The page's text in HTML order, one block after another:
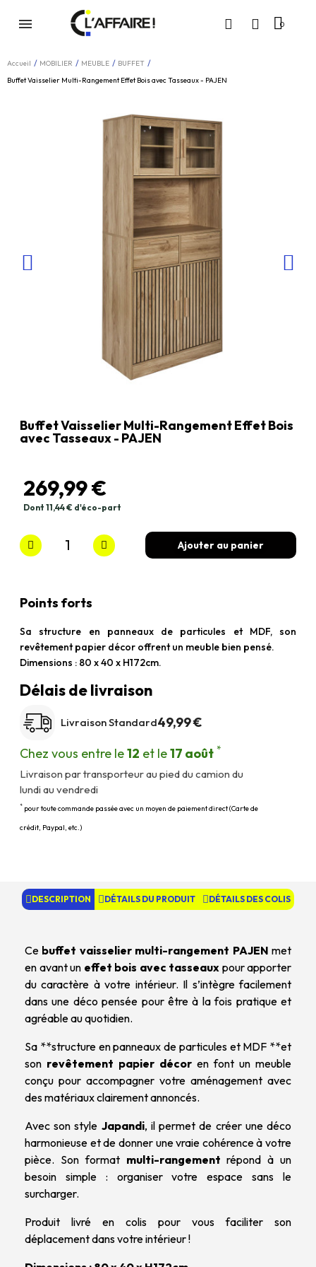
Accueil MOBILIER MEUBLE
BUFFET
Buffet Vaisselier Multi-Rangement Effet Bois avec Tasseaux - PAJEN
Buffet Vaisselier Multi-Rangement Effet Bois
avec Tasseaux - PAJEN
269,99 €
Dont 11,44 € d'éco-part
Ajouter au panier
Points forts
Sa structure en panneaux de particules et MDF, son
revêtement papier décor offrent un meuble bien pensé.
Dimensions : 80 x 40 x H172cm.
Délais de livraison
Livraison Standard49,99 €
Chez vous entre le12 et le17 août *
Livraison par transporteur au pied du camion du
lundi au vendredi
* pour toute commande passée avec un moyen de paiement direct (Carte de
crédit, Paypal, etc.)
DESCRIPTION DÉTAILS DU PRODUIT DÉTAILS DES COLIS
Ce buffet vaisselier multi-rangement PAJEN met
en avant un effet bois avec tasseaux pour apporter
du caractère à votre intérieur. Il s’intègre facilement
dans une déco pensée pour être à la fois pratique et
agréable au quotidien.
Sa **structure en panneaux de particules et MDF **et
son revêtement papier décor en font un meuble
conçu pour accompagner votre aménagement avec
des matériaux clairement annoncés.
Avec son style Japandi, il permet de créer une déco
harmonieuse et de donner une vraie cohérence à votre
pièce. Son format multi-rangement répond à un
besoin simple : organiser votre espace sans le
surcharger.
Produit livré en colis pour vous faciliter son
déplacement dans votre intérieur !